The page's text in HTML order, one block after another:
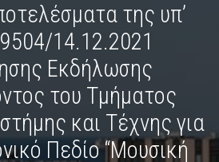
της υπ’
14.12.2021
Εκδήλωσης
του Τμήματος
και Τέχνης για
Πεδίο “Μουσική